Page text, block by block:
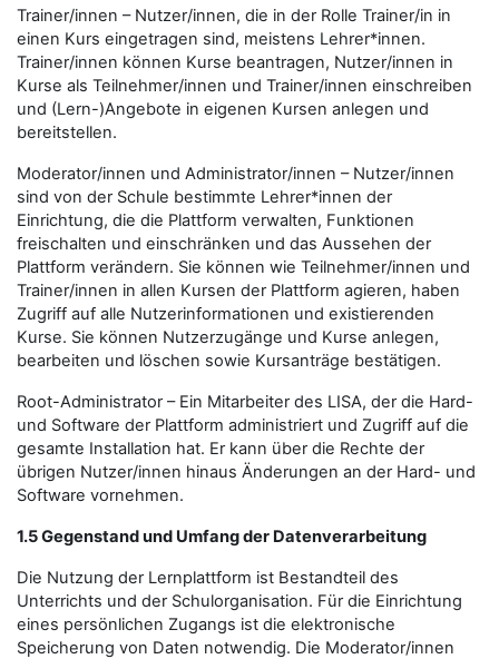
Trainer/innen – Nutzer/innen, die in der Rolle Trainer/in in
einen Kurs eingetragen sind, meistens Lehrer*innen.
Trainer/innen können Kurse beantragen, Nutzer/innen in
Kurse als Teilnehmer/innen und Trainer/innen einschreiben
und (Lern-)Angebote in eigenen Kursen anlegen und
bereitstellen.
Moderator/innen und Administrator/innen – Nutzer/innen
sind von der Schule bestimmte Lehrer*innen der
Einrichtung, die die Plattform verwalten, Funktionen
freischalten und einschränken und das Aussehen der
Plattform verändern. Sie können wie Teilnehmer/innen und
Trainer/innen in allen Kursen der Plattform agieren, haben
Zugriff auf alle Nutzerinformationen und existierenden
Kurse. Sie können Nutzerzugänge und Kurse anlegen,
bearbeiten und löschen sowie Kursanträge bestätigen.
Root-Administrator – Ein Mitarbeiter des LISA, der die Hard-
und Software der Plattform administriert und Zugriff auf die
gesamte Installation hat. Er kann über die Rechte der
übrigen Nutzer/innen hinaus Änderungen an der Hard- und
Software vornehmen.
1.5 Gegenstand und Umfang der Datenverarbeitung
Die Nutzung der Lernplattform ist Bestandteil des
Unterrichts und der Schulorganisation. Für die Einrichtung
eines persönlichen Zugangs ist die elektronische
Speicherung von Daten notwendig. Die Moderator/innen